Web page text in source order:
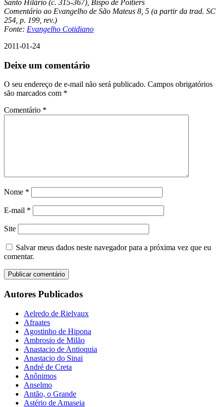
Santo Hilário (c. 315-367), Bispo de Poitiers
Comentário ao Evangelho de São Mateus 8, 5 (a partir da trad. SC
254, p. 199, rev.)
Fonte: Evangelho Cotidiano
2011-01-24
Deixe um comentário
O seu endereço de e-mail não será publicado. Campos obrigatórios
são marcados com *
Comentário *
Nome *
E-mail *
Site
Salvar meus dados neste navegador para a próxima vez que eu
comentar.
Autores Publicados
Aelredo de Rielvaux
Afraates
Agostinho de Hipona
Ambrosio de Milão
Anastacio de Antioquia
Anastacio do Sinai
André de Creta
Anônimos
Anselmo
Antão, o Grande
Astério de Amaseia